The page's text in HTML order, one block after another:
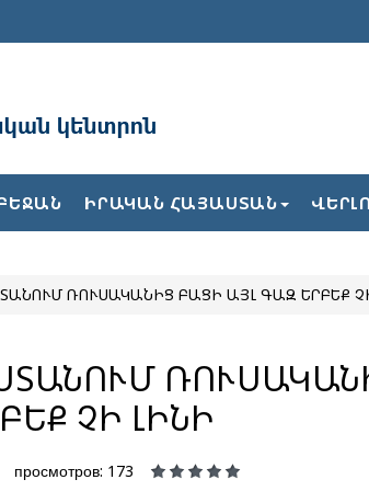
ԻՐԱԿԱՆ ՀԱՅԱՍՏԱՆ
ՌՈՒՍԱԿԱՆԻՑ ԲԱՑԻ ԱՅԼ ԳԱԶ ԵՐԲԵՔ
ՉԻ ԼԻՆԻ
просмотров: 173